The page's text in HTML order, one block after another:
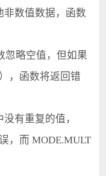
非数值数据，函数
忽略空值，但如果
，函数将返回错
有重复的值，
，而 MODE.MULT